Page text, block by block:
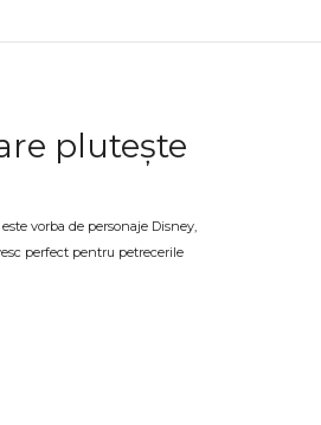
plutește
vorba de personaje Disney,
perfect pentru petrecerile
personaje și figurine cu heliu
indicată, la timp pentru